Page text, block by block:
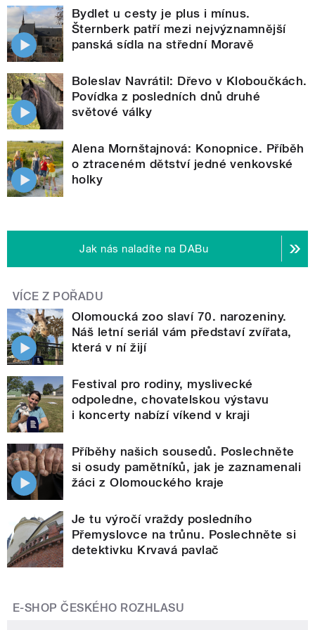
Bydlet u cesty je plus i mínus.
Šternberk patří mezi nejvýznamnější
panská sídla na střední Moravě
Boleslav Navrátil: Dřevo v Kloboučkách.
Povídka z posledních dnů druhé
světové války
Alena Mornštajnová: Konopnice. Příběh
o ztraceném dětství jedné venkovské
holky
Jak nás naladíte na DABu
VÍCE Z POŘADU
Olomoucká zoo slaví 70. narozeniny.
Náš letní seriál vám představí zvířata,
která v ní žijí
Festival pro rodiny, myslivecké
odpoledne, chovatelskou výstavu
i koncerty nabízí víkend v kraji
Příběhy našich sousedů. Poslechněte
si osudy pamětníků, jak je zaznamenali
žáci z Olomouckého kraje
Je tu výročí vraždy posledního
Přemyslovce na trůnu. Poslechněte si
detektivku Krvavá pavlač
E-SHOP ČESKÉHO ROZHLASU